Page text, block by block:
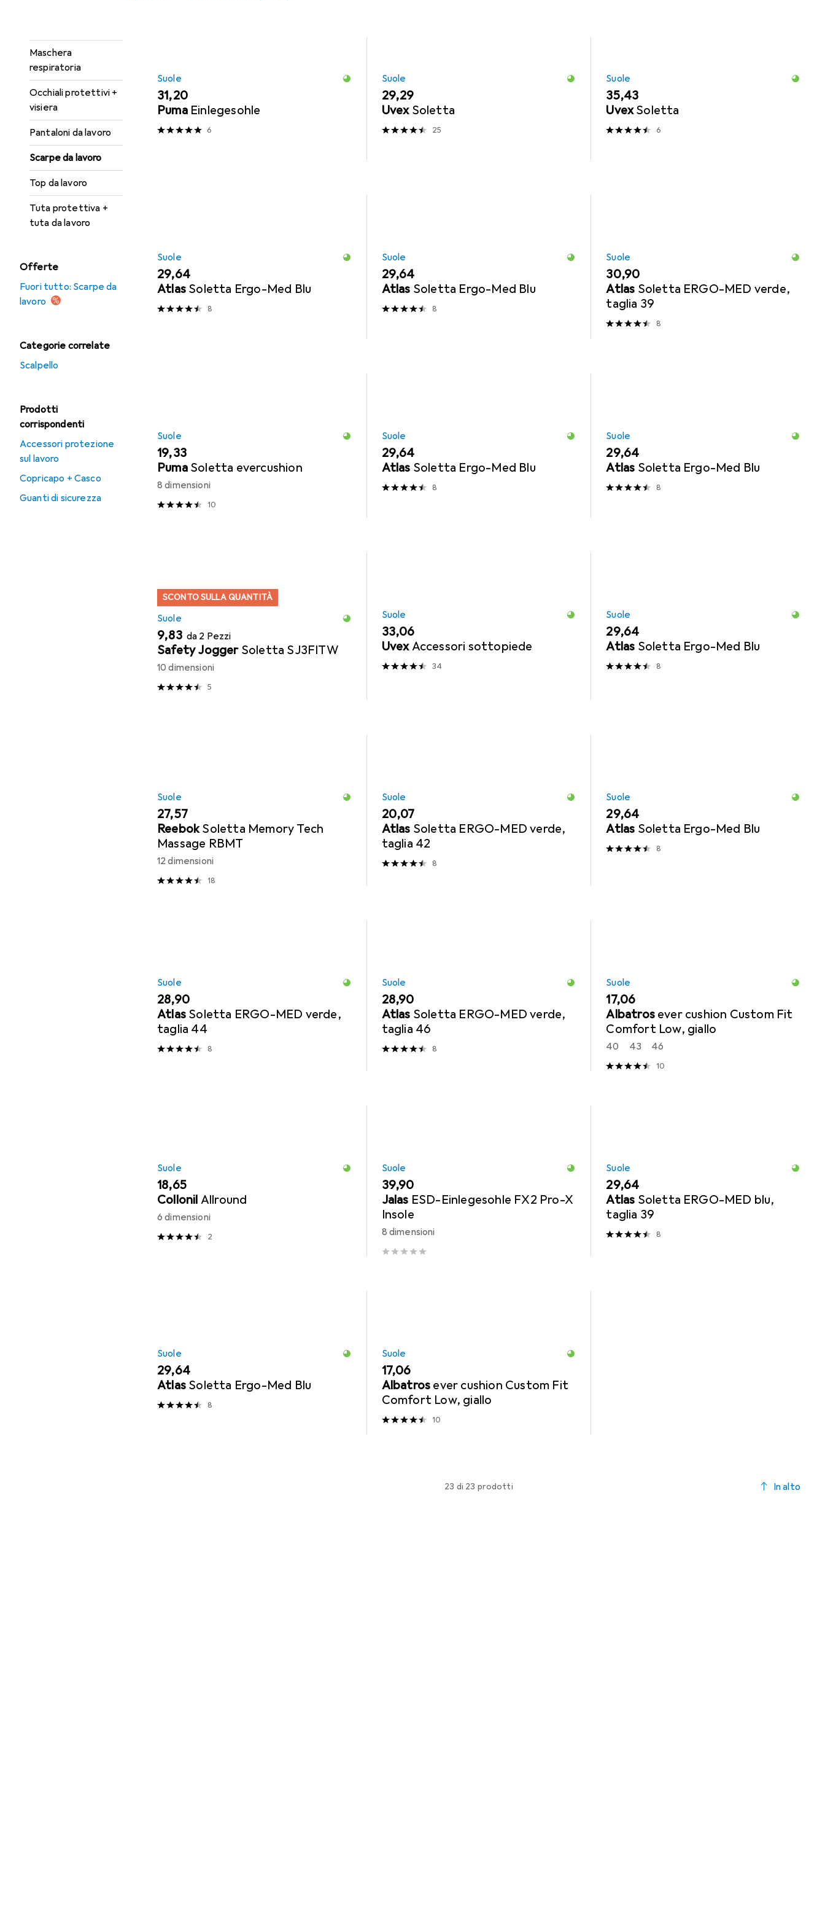
Maschera
respiratoria
Occhiali protettivi +
visiera
Pantaloni da lavoro
Scarpe da lavoro
Top da lavoro
Tuta protettiva +
tuta da lavoro
Offerte
Fuori tutto: Scarpe da
lavoro
Categorie correlate
Scalpello
Prodotti
corrispondenti
Accessori protezione
sul lavoro
Copricapo + Casco
Guanti di sicurezza
Suole
EUR
31,20
Puma Einlegesohle
6
Suole
EUR
29,29
Uvex Soletta
25
Suole
EUR
35,43
UvexSoletta
6
Suole
EUR
29,64
Atlas Soletta Ergo-Med Blu
8
Suole
EUR
29,64
Atlas Soletta Ergo-Med Blu
8
Suole
EUR
30,90
Atlas Soletta ERGO-MED verde,
taglia 39
8
Suole
EUR
19,33
Puma Soletta evercushion
8 dimensioni
10
Suole
EUR
29,64
Atlas Soletta Ergo-Med Blu
8
Suole
EUR
29,64
Atlas Soletta Ergo-Med Blu
8
SCONTO SULLA QUANTITÀ
Suole
EUR
9,83 da 2 Pezzi
Safety Jogger Soletta SJ3FITW
10 dimensioni
5
Suole
EUR
33,06
UvexAccessori sottopiede
34
Suole
EUR
29,64
Atlas Soletta Ergo-Med Blu
8
Suole
EUR
27,57
ReebokSoletta Memory Tech
Massage RBMT
12 dimensioni
18
Suole
EUR
20,07
Atlas Soletta ERGO-MED verde,
taglia 42
8
Suole
EUR
29,64
Atlas Soletta Ergo-Med Blu
8
Suole
EUR
28,90
Atlas Soletta ERGO-MED verde,
taglia 44
8
Suole
EUR
28,90
Atlas Soletta ERGO-MED verde,
taglia 46
8
Suole
EUR
17,06
Albatros ever cushion Custom Fit
Comfort Low, giallo
40 43 46
10
Suole
EUR
18,65
Collonil Allround
6 dimensioni
2
Suole
EUR
39,90
Jalas ESD-Einlegesohle FX2 Pro-X
Insole
8 dimensioni
Suole
EUR
29,64
Atlas Soletta ERGO-MED blu,
taglia 39
8
Suole
EUR
29,64
Atlas Soletta Ergo-Med Blu
8
Suole
EUR
17,06
Albatros ever cushion Custom Fit
Comfort Low, giallo
10
23 di 23 prodotti In alto